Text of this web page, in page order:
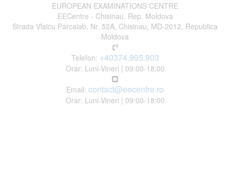
EUROPEAN EXAMINATIONS CENTRE
EECentre - Chisinau, Rep. Moldova
Strada Vlaicu Parcalab, Nr. 52A, Chisinau, MD-2012, Republica
Moldova
Telefon: +40374.995.903
Orar: Luni-Vineri | 09:00-18:00
Email: contact@eecentre.ro
Orar: Luni-Vineri | 09:00-18:00